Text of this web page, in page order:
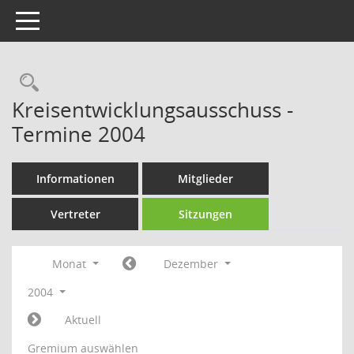
Toggle navigation
Rechercheauswahl
Kreisentwicklungsausschuss -
Termine 2004
Informationen Mitglieder
Vertreter Sitzungen
Monat
Dezember
2004
Aktuell
Gremium auswählen